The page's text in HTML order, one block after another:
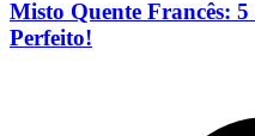
Misto Quente Francês:
Perfeito!